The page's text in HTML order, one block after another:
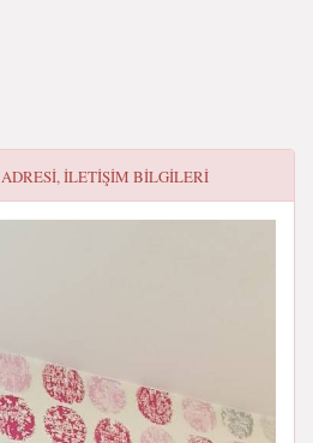
ADRESI, ILETIŞIM BILGILERI